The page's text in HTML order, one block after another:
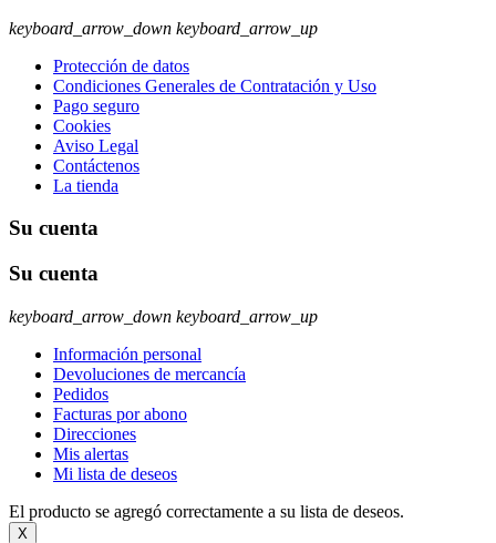
keyboard_arrow_down keyboard_arrow_up
Protección de datos
Condiciones Generales de Contratación y Uso
Pago seguro
Cookies
Aviso Legal
Contáctenos
La tienda
Su cuenta
Su cuenta
keyboard_arrow_down keyboard_arrow_up
Información personal
Devoluciones de mercancía
Pedidos
Facturas por abono
Direcciones
Mis alertas
Mi lista de deseos
El producto se agregó correctamente a su lista de deseos.
X